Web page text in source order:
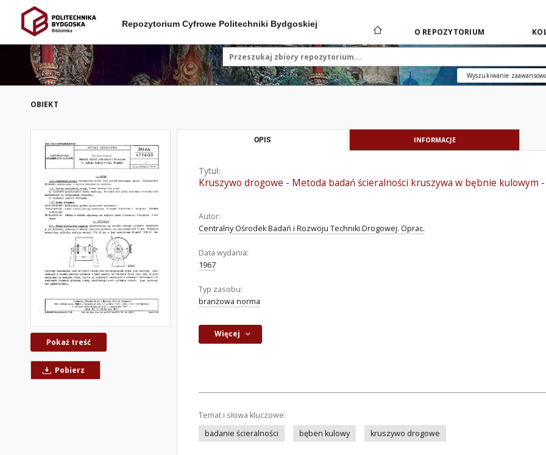
Repozytorium Cyfrowe Politechniki Bydgoskiej
O REPOZYTORIUM
Wyszukiwanie
OBIEKT
Pokaż treść
Pobierz
OPIS INFORMACJE
Tytuł:
Kruszywo drogowe - Metoda badań ścieralności kruszywa w bębnie kulowym
Autor:
Centralny Ośrodek Badań i Rozwoju Techniki Drogowej. Oprac.
Data wydania:
1967
Typ zasobu:
branżowa norma
Więcej
Temat i słowa kluczowe:
badanie ścieralności
bęben kulowy kruszywo drogowe